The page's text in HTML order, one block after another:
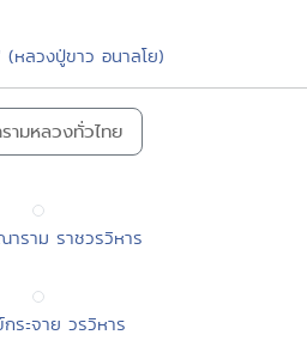
(หลวงปู่ขาว อนาลโย)
ามหลวงทั่วไทย
ราม ราชวรวิหาร
ระจาย วรวิหาร